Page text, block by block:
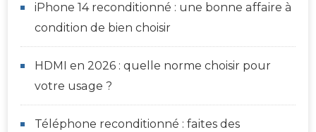
iPhone 14 reconditionné : une bonne affaire à
condition de bien choisir
HDMI en 2026 : quelle norme choisir pour
votre usage ?
Téléphone reconditionné : faites des